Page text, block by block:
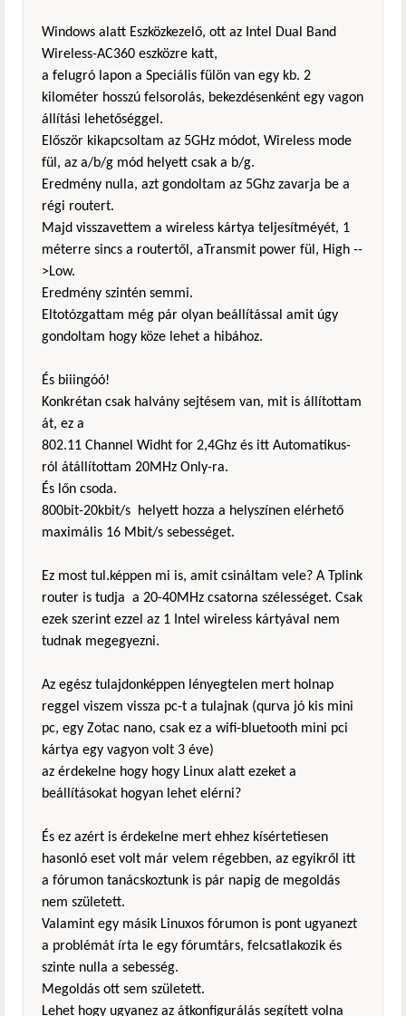
Windows alatt Eszközkezelő, ott az Intel Dual Band
Wireless-AC360 eszközre katt,
a felugró lapon a Speciális fülön van egy kb. 2
kilométer hosszú felsorolás, bekezdésenként egy vagon
állítási lehetőséggel.
Először kikapcsoltam az 5GHz módot, Wireless mode
fül, az a/b/g mód helyett csak a b/g.
Eredmény nulla, azt gondoltam az 5Ghz zavarja be a
régi routert.
Majd visszavettem a wireless kártya teljesítméyét, 1
méterre sincs a routertől, aTransmit power fül, High --
>Low.
Eredmény szintén semmi.
Eltotózgattam még pár olyan beállítással amit úgy
gondoltam hogy köze lehet a hibához.
És biiingóó!
Konkrétan csak halvány sejtésem van, mit is állítottam
át, ez a
802.11 Channel Widht for 2,4Ghz és itt Automatikus-
ról átállítottam 20MHz Only-ra.
És lőn csoda.
800bit-20kbit/s helyett hozza a helyszínen elérhető
maximális 16 Mbit/s sebességet.
Ez most tul.képpen mi is, amit csináltam vele? A Tplink
router is tudja a 20-40MHz csatorna szélességet. Csak
ezek szerint ezzel az 1 Intel wireless kártyával nem
tudnak megegyezni.
Az egész tulajdonképpen lényegtelen mert holnap
reggel viszem vissza pc-t a tulajnak (qurva jó kis mini
pc, egy Zotac nano, csak ez a wifi-bluetooth mini pci
kártya egy vagyon volt 3 éve)
az érdekelne hogy hogy Linux alatt ezeket a
beállításokat hogyan lehet elérni?
És ez azért is érdekelne mert ehhez kísértetiesen
hasonló eset volt már velem régebben, az egyikről itt
a fórumon tanácskoztunk is pár napig de megoldás
nem született.
Valamint egy másik Linuxos fórumon is pont ugyanezt
a problémát írta le egy fórumtárs, felcsatlakozik és
szinte nulla a sebesség.
Megoldás ott sem született.
Lehet hogy ugyanez az átkonfigurálás segített volna